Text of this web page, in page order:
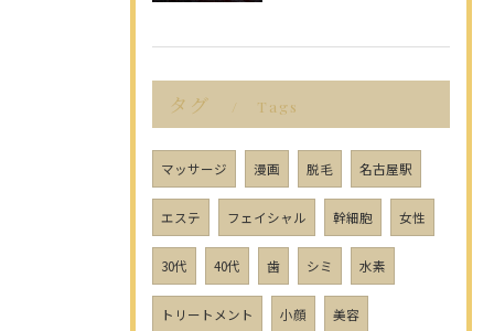
タグ Tags
マッサージ 漫画 脱毛 名古屋駅
エステ フェイシャル 幹細胞 女性
30代 40代 歯 シミ 水素
トリートメント 小顔 美容